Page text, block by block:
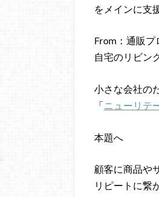
をメインに支
From：通販プ
自宅のリビン
小さな会社の
「ニューリテ
本題へ
顧客に商品や
リピートに繋